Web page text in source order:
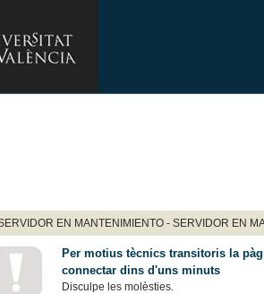
EN MANTENIMIENTO - SERVIDOR EN
Per motius tècnics transitoris la
connectar dins d'uns minuts
Disculpe les molèsties.